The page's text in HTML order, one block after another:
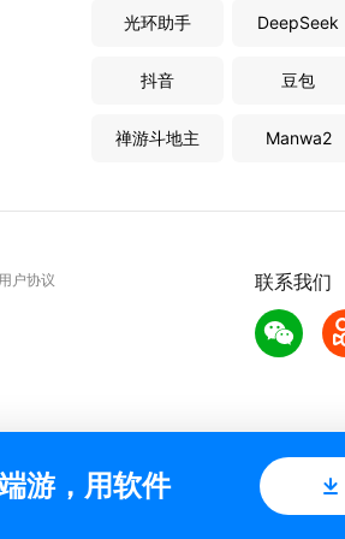
光环助手 DeepSeek
抖音 豆包
禅游斗地主 Manwa2
联系我们
用户协议
游，用软件